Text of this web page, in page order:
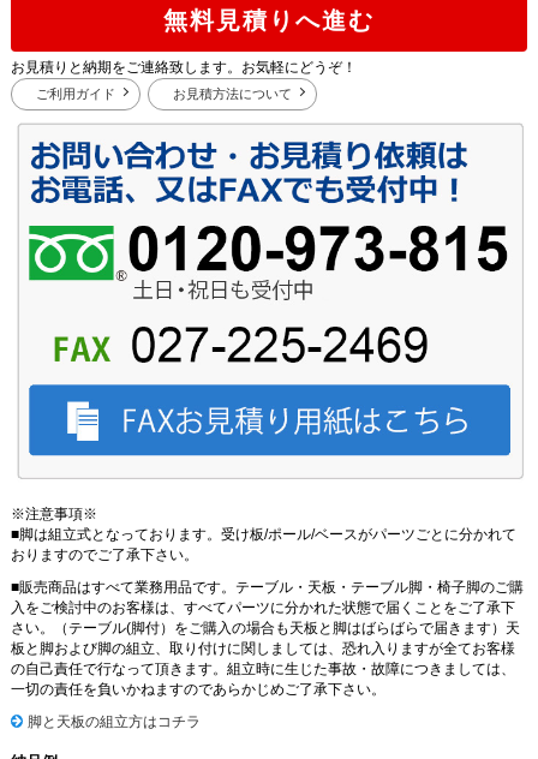
無料見積りへ進む
お見積りと納期をご連絡致します。お気軽にどうぞ！
ご利用ガイド お見積方法について
※注意事項※
■脚は組立式となっております。受け板/ポール/ベースがパーツごとに分かれて
おりますのでご了承下さい。
■販売商品はすべて業務用品です。テーブル・天板・テーブル脚・椅子脚のご購
入をご検討中のお客様は、すべてパーツに分かれた状態で届くことをご了承下
さい。（テーブル(脚付）をご購入の場合も天板と脚はばらばらで届きます）天
板と脚および脚の組立、取り付けに関しましては、恐れ入りますが全てお客様
の自己責任で行なって頂きます。組立時に生じた事故・故障につきましては、
一切の責任を負いかねますのであらかじめご了承下さい。
脚と天板の組立方はコチラ